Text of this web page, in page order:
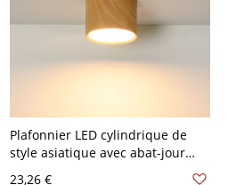
Plafonnier LED cylindrique de
style asiatique avec abat-jour
23,26 €